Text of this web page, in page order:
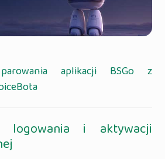
aplikacji BSGo z
logowania i aktywacji